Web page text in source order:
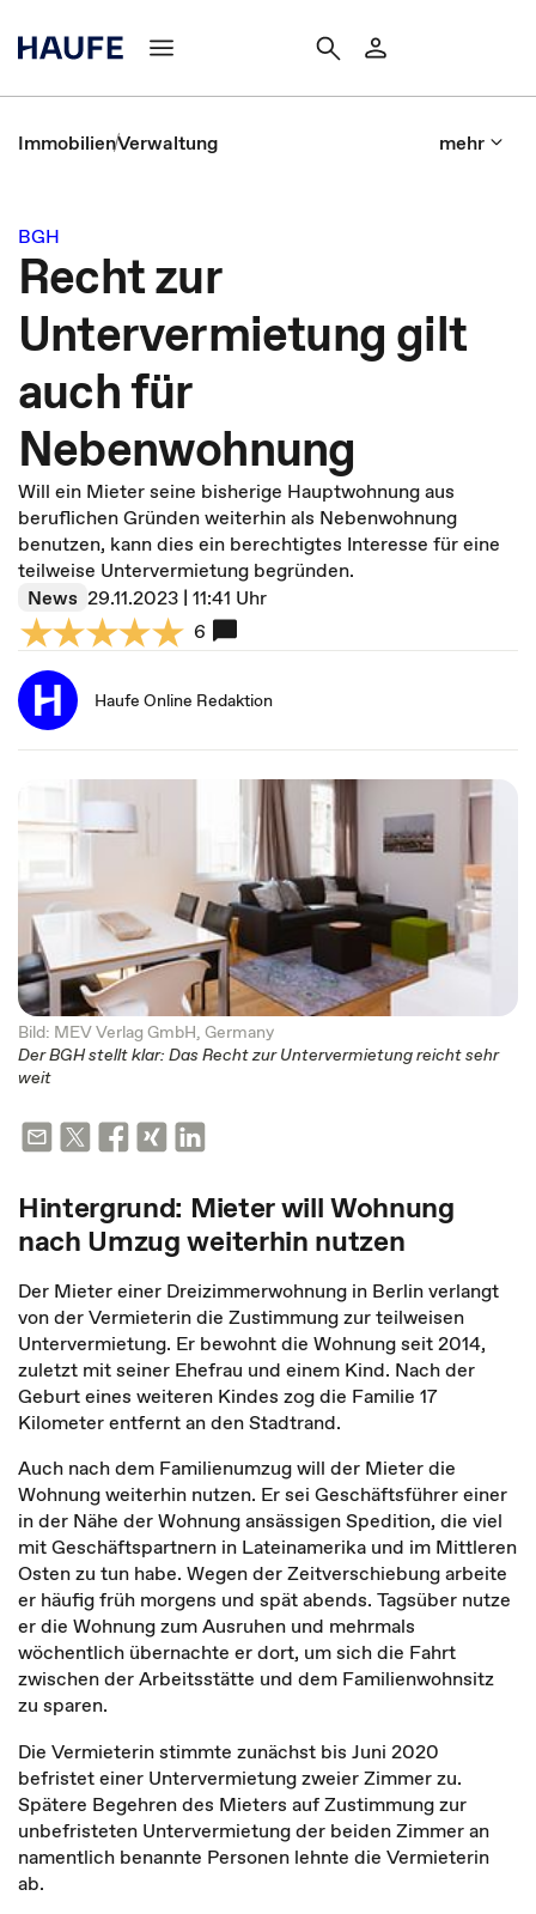
ImmobilienVerwaltung mehr
BGH
Recht zur
Untervermietung gilt
auch für
Nebenwohnung
Will ein Mieter seine bisherige Hauptwohnung aus
beruflichen Gründen weiterhin als Nebenwohnung
benutzen, kann dies ein berechtigtes Interesse für eine
teilweise Untervermietung begründen.
News 29.11.2023 | 11:41 Uhr
6
Haufe Online Redaktion
Bild: MEV Verlag GmbH, Germany
Der BGH stellt klar: Das Recht zur Untervermietung reicht sehr
weit
Hintergrund: Mieter will Wohnung
nach Umzug weiterhin nutzen
Der Mieter einer Dreizimmerwohnung in Berlin verlangt
von der Vermieterin die Zustimmung zur teilweisen
Untervermietung. Er bewohnt die Wohnung seit 2014,
zuletzt mit seiner Ehefrau und einem Kind. Nach der
Geburt eines weiteren Kindes zog die Familie 17
Kilometer entfernt an den Stadtrand.
Auch nach dem Familienumzug will der Mieter die
Wohnung weiterhin nutzen. Er sei Geschäftsführer einer
in der Nähe der Wohnung ansässigen Spedition, die viel
mit Geschäftspartnern in Lateinamerika und im Mittleren
Osten zu tun habe. Wegen der Zeitverschiebung arbeite
er häufig früh morgens und spät abends. Tagsüber nutze
er die Wohnung zum Ausruhen und mehrmals
wöchentlich übernachte er dort, um sich die Fahrt
zwischen der Arbeitsstätte und dem Familienwohnsitz
zu sparen.
Die Vermieterin stimmte zunächst bis Juni 2020
befristet einer Untervermietung zweier Zimmer zu.
Spätere Begehren des Mieters auf Zustimmung zur
unbefristeten Untervermietung der beiden Zimmer an
namentlich benannte Personen lehnte die Vermieterin
ab.